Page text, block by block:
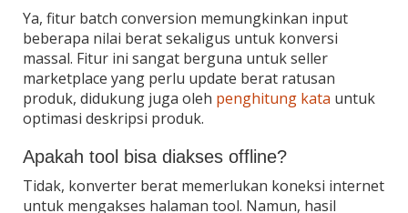
Ya, fitur batch conversion memungkinkan input
beberapa nilai berat sekaligus untuk konversi
massal. Fitur ini sangat berguna untuk seller
marketplace yang perlu update berat ratusan
produk, didukung juga oleh penghitung kata untuk
optimasi deskripsi produk.
Apakah tool bisa diakses offline?
Tidak, konverter berat memerlukan koneksi internet
untuk mengakses halaman tool. Namun, hasil